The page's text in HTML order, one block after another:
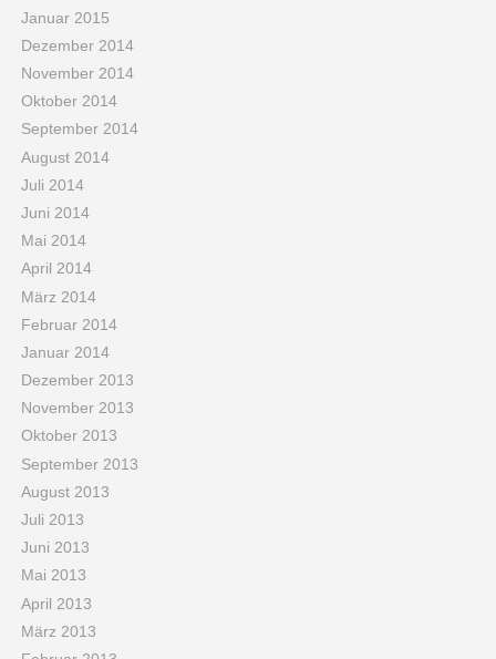
Januar 2015
Dezember 2014
November 2014
Oktober 2014
September 2014
August 2014
Juli 2014
Juni 2014
Mai 2014
April 2014
März 2014
Februar 2014
Januar 2014
Dezember 2013
November 2013
Oktober 2013
September 2013
August 2013
Juli 2013
Juni 2013
Mai 2013
April 2013
März 2013